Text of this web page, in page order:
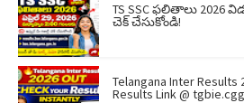
TS SSC ఫలితాలు 2026
చెక్ చేసుకోండి!
Telangana Inter Results
Results Link @